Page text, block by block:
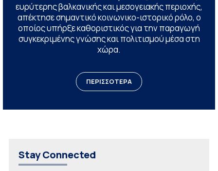
ευρύτερης βαλκανικής και μεσογειακής περιοχής,
απέκτησε σημαντικό κοινωνικο-ιστορικό ρόλο, ο
οποίος υπήρξε καθοριστικός για την παραγωγή
συγκεκριμένης γνώσης και πολιτισμού μέσα στη
χώρα.
ΠΕΡΙΣΣΟΤΕΡΑ
Stay Connected